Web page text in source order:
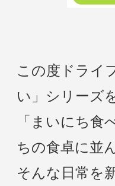
この度ドライ
い」シリーズ
「まいにち
ちの食卓に並
そんな日常を